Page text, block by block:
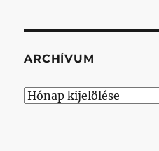
ARCHÍVUM
Archívum